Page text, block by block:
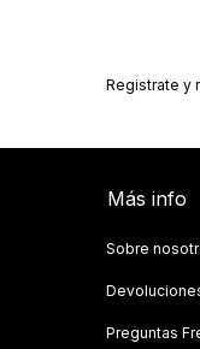
Registrate y
Más info
Sobre
Preguntas